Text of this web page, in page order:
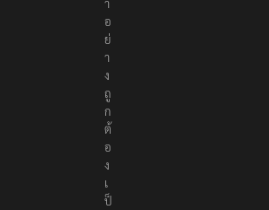
า
อ
ย่
า
ง
ถู
ก
ต้
อ
ง
เ
ป็